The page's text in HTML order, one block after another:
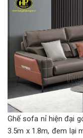
Ghế sofa nỉ hiện đại
3.5m x 1.8m, đem lại